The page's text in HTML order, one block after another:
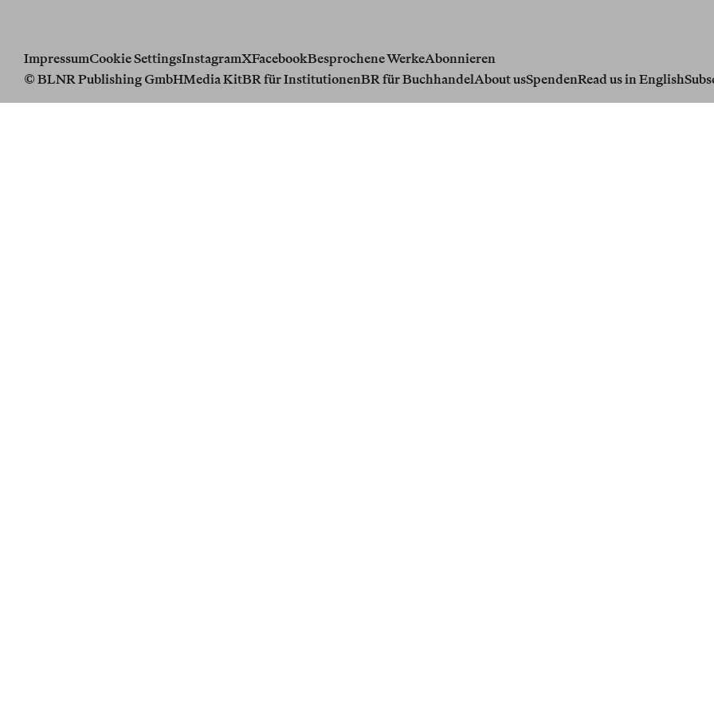
ImpressumCookie SettingsInstagramXFacebookBesprochene WerkeAbonnieren
© BLNR Publishing GmbHMedia KitBR für InstitutionenBR für BuchhandelAbout usSpendenRead us in English